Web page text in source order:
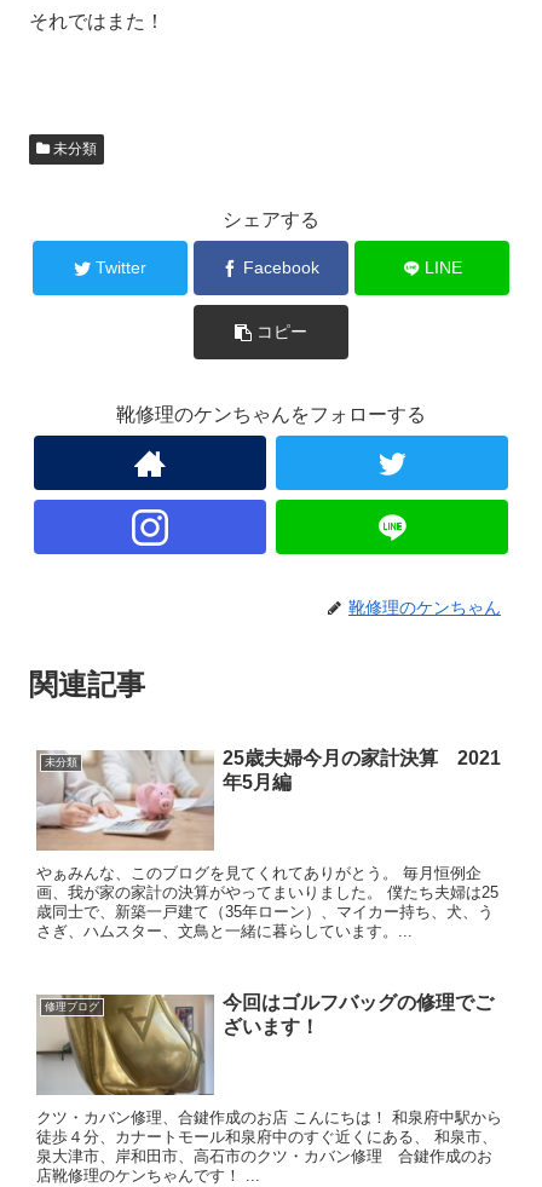
それではまた！
未分類
シェアする
Twitter Facebook LINE
コピー
靴修理のケンちゃんをフォローする
靴修理のケンちゃん
関連記事
未分類
25歳夫婦今月の家計決算 2021
年5月編
やぁみんな、このブログを見てくれてありがとう。 毎月恒例企
画、我が家の家計の決算がやってまいりました。 僕たち夫婦は25
歳同士で、新築一戸建て（35年ローン）、マイカー持ち、犬、う
さぎ、ハムスター、文鳥と一緒に暮らしています。...
修理ブログ
今回はゴルフバッグの修理でご
ざいます！
クツ・カバン修理、合鍵作成のお店 こんにちは！ 和泉府中駅から
徒歩４分、カナートモール和泉府中のすぐ近くにある、 和泉市、
泉大津市、岸和田市、高石市のクツ・カバン修理 合鍵作成のお
店靴修理のケンちゃんです！ ...